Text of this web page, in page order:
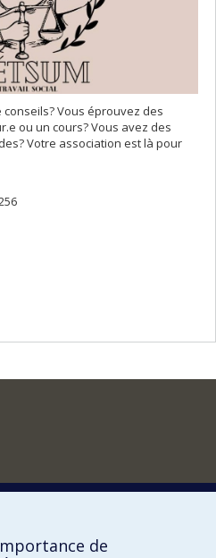
Vous éprouvez des
ou un cours? Vous avez des
Votre association est là pour
de